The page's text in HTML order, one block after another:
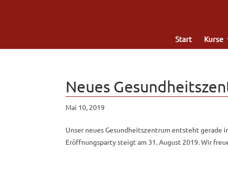
Start Kurse
Neues
Mai 10, 2019
Unser neues Gesundheitszentrum entsteht gerade
Eröffnungsparty steigt am 31. August 2019. Wir